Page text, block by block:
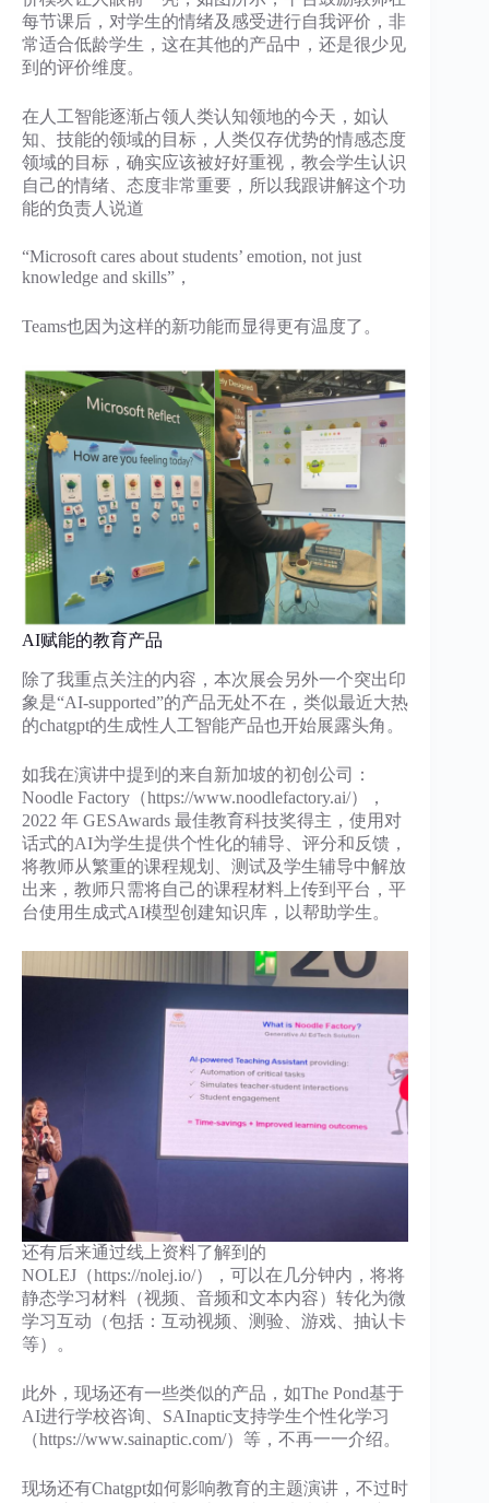
每节课后，对学生的情绪及感受进行自我评价，非
常适合低龄学生，这在其他的产品中，还是很少见
到的评价维度。
在人工智能逐渐占领人类认知领地的今天，如认
知、技能的领域的目标，人类仅存优势的情感态度
领域的目标，确实应该被好好重视，教会学生认识
自己的情绪、态度非常重要，所以我跟讲解这个功
能的负责人说道
“Microsoft cares about students’ emotion, not just
knowledge and skills”，
Teams也因为这样的新功能而显得更有温度了。
AI赋能的教育产品
除了我重点关注的内容，本次展会另外一个突出印
象是“AI-supported”的产品无处不在，类似最近大热
的chatgpt的生成性人工智能产品也开始展露头角。
如我在演讲中提到的来自新加坡的初创公司：
Noodle Factory（https://www.noodlefactory.ai/），
2022 年 GESAwards 最佳教育科技奖得主，使用对
话式的AI为学生提供个性化的辅导、评分和反馈，
将教师从繁重的课程规划、测试及学生辅导中解放
出来，教师只需将自己的课程材料上传到平台，平
台使用生成式AI模型创建知识库，以帮助学生。
还有后来通过线上资料了解到的
NOLEJ（https://nolej.io/），可以在几分钟内，将将
静态学习材料（视频、音频和文本内容）转化为微
学习互动（包括：互动视频、测验、游戏、抽认卡
等）。
此外，现场还有一些类似的产品，如The Pond基于
AI进行学校咨询、SAInaptic支持学生个性化学习
（https://www.sainaptic.com/）等，不再一一介绍。
现场还有Chatgpt如何影响教育的主题演讲，不过时